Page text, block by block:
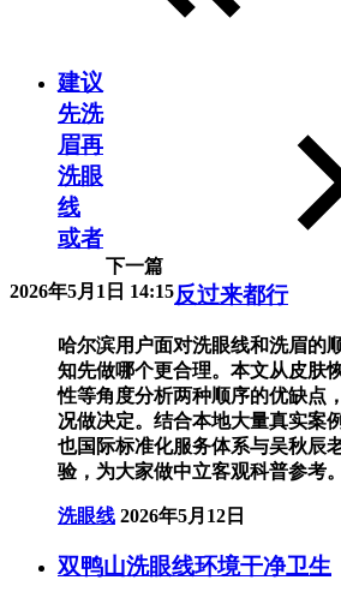
下一篇
2026年5月1日 14:15
建议
先洗
眉再
洗眼
线
或者
反过来都行
哈尔滨用户面对洗眼线和洗眉的
知先做哪个更合理。本文从皮肤
性等角度分析两种顺序的优缺点
况做决定。结合本地大量真实案
也国际标准化服务体系与吴秋辰
验，为大家做中立客观科普参考。
洗眼线 2026年5月12日
双鸭山洗眼线环境干净卫生